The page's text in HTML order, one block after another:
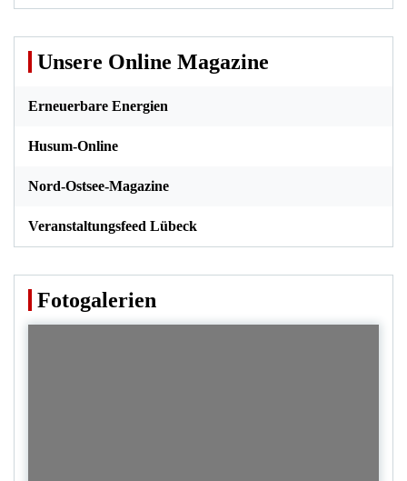
Unsere Online Magazine
Erneuerbare Energien
Husum-Online
Nord-Ostsee-Magazine
Veranstaltungsfeed Lübeck
Fotogalerien